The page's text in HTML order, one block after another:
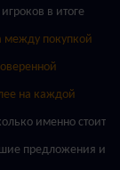
в итоге
между покупкой
на каждой
именно стоит
предложения и